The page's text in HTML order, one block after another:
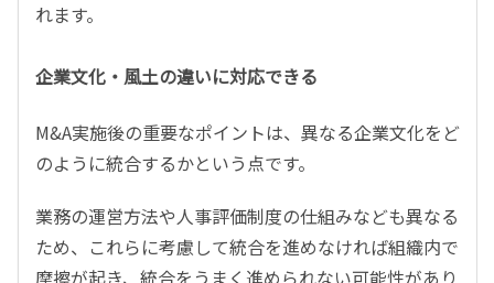
れます。
企業文化・風土の違いに対応できる
M&A実施後の重要なポイントは、異なる企業文化をど
のように統合するかという点です。
業務の運営方法や人事評価制度の仕組みなども異なる
ため、これらに考慮して統合を進めなければ組織内で